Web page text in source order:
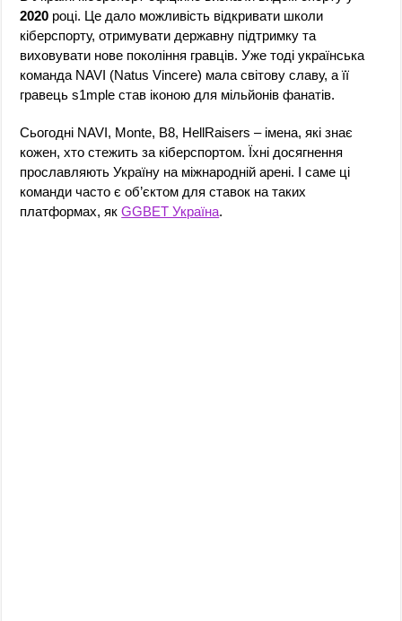
2020 році. Це дало можливість відкривати школи
кіберспорту, отримувати державну підтримку та
виховувати нове покоління гравців. Уже тоді українська
команда NAVI (Natus Vincere) мала світову славу, а її
гравець s1mple став іконою для мільйонів фанатів.
Сьогодні NAVI, Monte, B8, HellRaisers – імена, які знає
кожен, хто стежить за кіберспортом. Їхні досягнення
прославляють Україну на міжнародній арені. І саме ці
команди часто є об’єктом для ставок на таких
платформах, якGGBET Україна.